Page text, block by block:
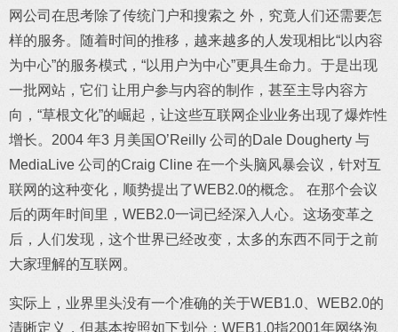
网公司在思考除了传统门户和搜索之 外，究竟人们还需要怎
样的服务。随着时间的推移，越来越多的人发现相比“以内容
为中心”的服务模式，“以用户为中心”更具生命力。于是出现
一批网站，它们 让用户参与内容的制作，甚至主导内容方
向，“草根文化”的崛起，让这些互联网企业业务出现了爆炸性
增长。2004 年3 月美国O’Reilly 公司的Dale Dougherty 与
MediaLive 公司的Craig Cline 在一个头脑风暴会议，针对互
联网的这种变化，顺势提出了WEB2.0的概念。 在那个会议
后的两年时间里，WEB2.0一词已经深入人心。这场变革之
后，人们发现，这个世界已经改变，太多的东西不同于之前
大家理解的互联网。
实际上，业界里头没有一个准确的关于WEB1.0、WEB2.0的
清晰定义，但基本按照如下划分：WEB1.0指2001年网络泡